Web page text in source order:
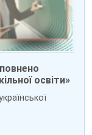
освіти»